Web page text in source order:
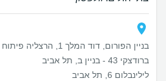
בניין הפורום, דוד המלך 1, הרצליה פיתוח
ברודצקי 43 - בניין ב, תל אביב
לילינבלום 6, תל אביב